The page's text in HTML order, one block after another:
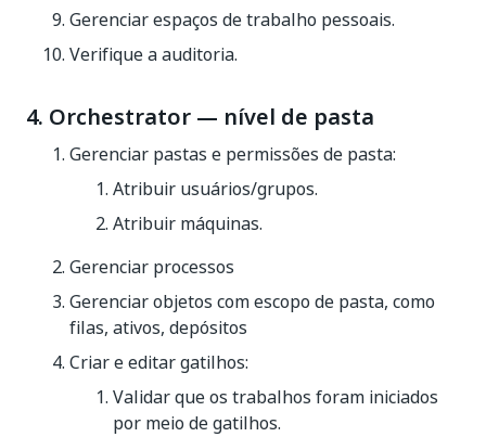
Gerenciar espaços de trabalho pessoais.
Verifique a auditoria.
4. Orchestrator — nível de pasta
Gerenciar pastas e permissões de pasta:
Atribuir usuários/grupos.
Atribuir máquinas.
Gerenciar processos
Gerenciar objetos com escopo de pasta, como
filas, ativos, depósitos
Criar e editar gatilhos:
Validar que os trabalhos foram iniciados
por meio de gatilhos.